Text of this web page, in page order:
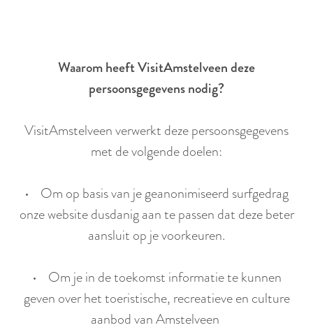
Waarom heeft VisitAmstelveen deze
persoonsgegevens nodig?
VisitAmstelveen verwerkt deze persoonsgegevens
met de volgende doelen:
• Om op basis van je geanonimiseerd surfgedrag
onze website dusdanig aan te passen dat deze beter
aansluit op je voorkeuren.
• Om je in de toekomst informatie te kunnen
geven over het toeristische, recreatieve en culture
aanbod van Amstelveen